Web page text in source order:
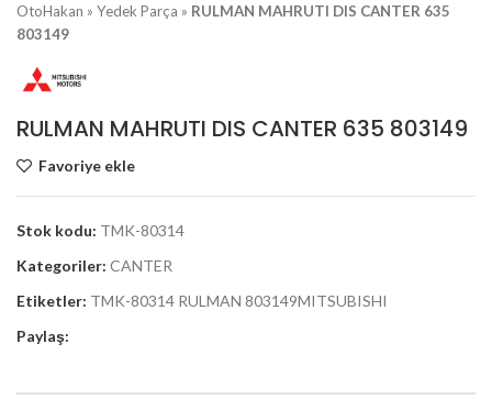
OtoHakan » Yedek Parça » RULMAN MAHRUTI DIS CANTER 635
803149
RULMAN MAHRUTI DIS CANTER 635 803149
Favoriye ekle
Stok kodu: TMK-80314
Kategoriler: CANTER
Etiketler: TMK-80314 RULMAN 803149MITSUBISHI
Paylaş: